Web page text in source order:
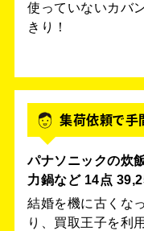
使っていないカバ
きり！
集荷依頼で手
パナソニックの炊
力鍋など 14点
結婚を機に古くな
り、買取王子を利